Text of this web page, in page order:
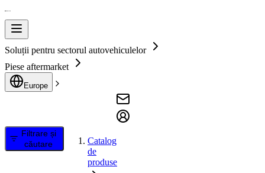
Soluții pentru sectorul autovehiculelor
Piese aftermarket
Europe
Filtrare și
căutare
Catalog
de
produse